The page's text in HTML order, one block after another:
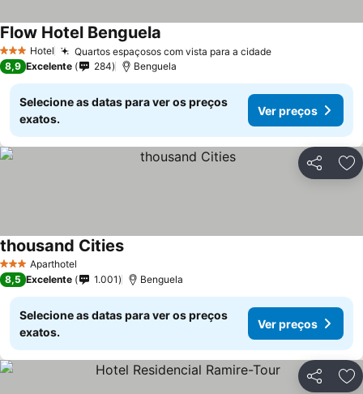
3 EstrelasHotel Quartos espaçosos com vista para a cidadeVer preços
Flow Hotel Benguela
8,9 Excelente 284 Benguela
Selecione as datas para ver os preços
exatos.
Ver preços
Partilhar
3 EstrelasAparthotel
thousand CitiesVer preços
8,5 Excelente 1.001 Benguela
Selecione as datas para ver os preços
exatos.
Ver preços
Partilhar